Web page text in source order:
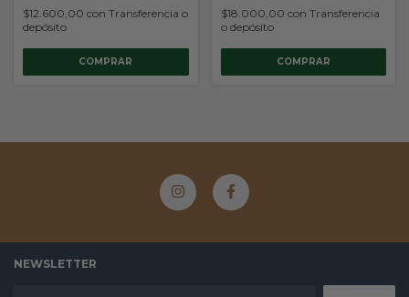
$12.600,00 con Transferencia o
depósito
$18.000,00 con Transferencia
o depósito
NEWSLETTER